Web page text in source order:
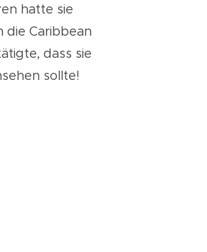
hatte sie
die Caribbean
dass sie
sollte!